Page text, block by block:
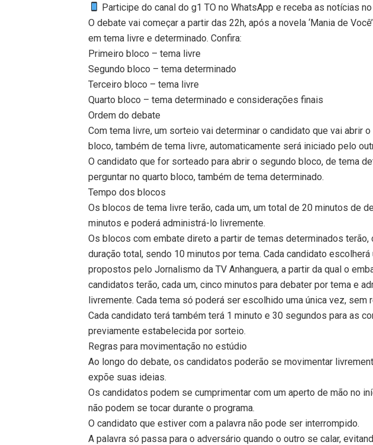
Participe do canal do g1 TO no WhatsApp e receba as notícias no
O debate vai começar a partir das 22h, após a novela ‘Mania de
em tema livre e determinado. Confira:
Primeiro bloco – tema livre
Segundo bloco – tema determinado
Terceiro bloco – tema livre
Quarto bloco – tema determinado e considerações finais
Ordem do debate
Com tema livre, um sorteio vai determinar o candidato que vai abrir
bloco, também de tema livre, automaticamente será iniciado pelo
O candidato que for sorteado para abrir o segundo bloco, de tema
perguntar no quarto bloco, também de tema determinado.
Tempo dos blocos
Os blocos de tema livre terão, cada um, um total de 20 minutos de
minutos e poderá administrá-lo livremente.
Os blocos com embate direto a partir de temas determinados terão,
duração total, sendo 10 minutos por tema. Cada candidato
propostos pelo Jornalismo da TV Anhanguera, a partir da qual o
candidatos terão, cada um, cinco minutos para debater por tema e
livremente. Cada tema só poderá ser escolhido uma única vez, sem
Cada candidato terá também terá 1 minuto e 30 segundos para as
previamente estabelecida por sorteio.
Regras para movimentação no estúdio
Ao longo do debate, os candidatos poderão se movimentar
expõe suas ideias.
Os candidatos podem se cumprimentar com um aperto de mão no
não podem se tocar durante o programa.
O candidato que estiver com a palavra não pode ser interrompido.
A palavra só passa para o adversário quando o outro se calar,